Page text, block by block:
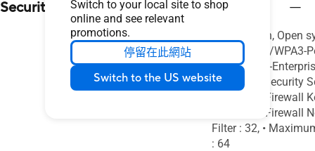
Switch to your local site to shop
online and see relevant
promotions.
停留在此網站
Switch to the US website
Security
AiProtection, Open
WPA/WPA2/WPA3-
WPA/WPA2-
TLS, SSH, Security
Maximum Firewall
Maximum Firewall
Filter : 32, •
: 64